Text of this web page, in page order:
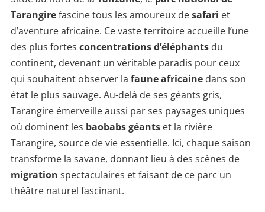
Tarangirefascine tous les amoureux desafari et
d’aventure africaine. Ce vaste territoire accueille l’une
des plus fortes concentrations d’éléphantsdu
continent, devenant un véritable paradis pour ceux
qui souhaitent observer la faune africainedans son
état le plus sauvage. Au-delà de ses géants gris,
Tarangire émerveille aussi par ses paysages uniques
où dominent les baobabs géantset la rivière
Tarangire, source de vie essentielle. Ici, chaque saison
transforme la savane, donnant lieu à des scènes de
migration spectaculaires et faisant de ce parc un
théâtre naturel fascinant.